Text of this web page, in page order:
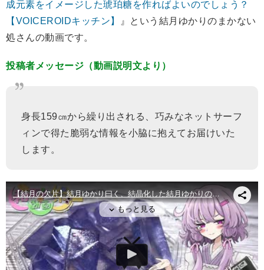
成元素をイメージした琥珀糖を作ればよいのでしょう？
【VOICEROIDキッチン】
』という結月ゆかりのまかない
処さんの動画です。
投稿者メッセージ（動画説明文より）
身長159㎝から繰り出される、巧みなネットサーフ
ィンで得た脆弱な情報を小脇に抱えてお届けいた
します。